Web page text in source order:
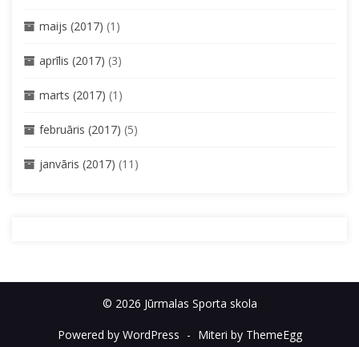
maijs (2017) (1)
aprīlis (2017) (3)
marts (2017) (1)
februāris (2017) (5)
janvāris (2017) (11)
© 2026 Jūrmalas Sporta skola
Powered by WordPress - Miteri by ThemeEgg